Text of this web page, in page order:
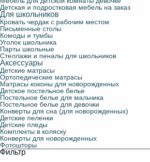
Детская и подростковая мебель на заказ
Для школьников
Кровать чердак с рабочим местом
Письменные столы
Комоды и тумбы
Уголок школьника
Парты школьные
Стеллажи и пеналы для школьников
Аксессуары
Детские матрасы
Ортопедические матрасы
Матрасы коконы для новорожденных
Детское постельное белье
Постельное белье для мальчика
Постельное белье для девочки
Конверты для сна (для новорожденных)
Детские пеленки
Детские пледы
Комплекты в коляску
Конверты для новорожденных
Фотошторы
Фильтр